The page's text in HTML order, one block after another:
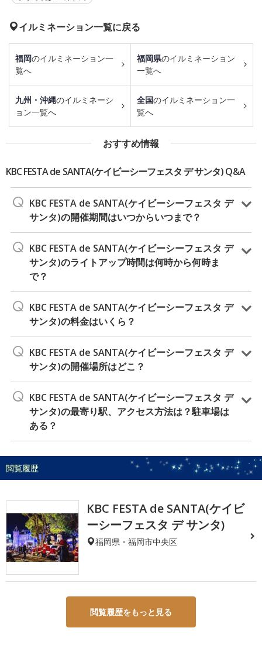
イルミネーション一覧に戻る
福岡のイルミネーション一
覧へ
福岡県のイルミネーション
一覧へ
九州・沖縄のイルミネーシ
ョン一覧へ
全国のイルミネーション一
覧へ
おすすめ情報
KBC FESTA de SANTA(ケイビーシーフェスタ デ サンタ) Q&A
KBC FESTA de SANTA(ケイビーシーフェスタ デ
サンタ)の開催期間はいつからいつまで？
KBC FESTA de SANTA(ケイビーシーフェスタ デ
サンタ)のライトアップ時間は何時から何時ま
で？
KBC FESTA de SANTA(ケイビーシーフェスタ デ
サンタ)の料金はいくら？
KBC FESTA de SANTA(ケイビーシーフェスタ デ
サンタ)の開催場所はどこ？
KBC FESTA de SANTA(ケイビーシーフェスタ デ
サンタ)の最寄り駅、アクセス方法は？駐車場は
ある？
閲覧履歴
KBC FESTA de SANTA(ケイビ
ーシーフェスタ デ サンタ)
福岡県・福岡市中央区
閲覧履歴をもっと見る